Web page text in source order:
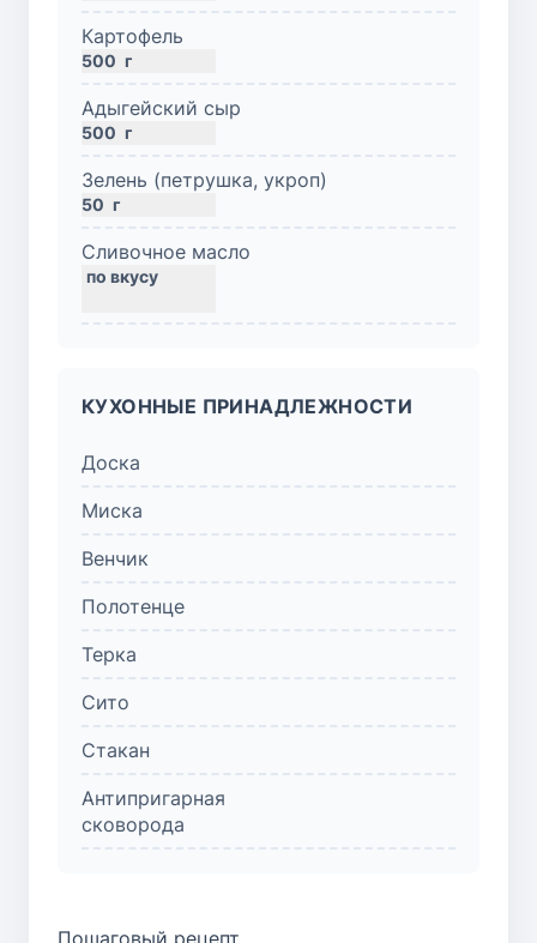
Картофель
500 г
Адыгейский сыр
500 г
Зелень (петрушка, укроп)
50 г
Сливочное масло
КУХОННЫЕ ПРИНАДЛЕЖНОСТИ
Доска
Миска
Венчик
Полотенце
Терка
Сито
Стакан
Антипригарная
сковорода
Пошаговый рецепт